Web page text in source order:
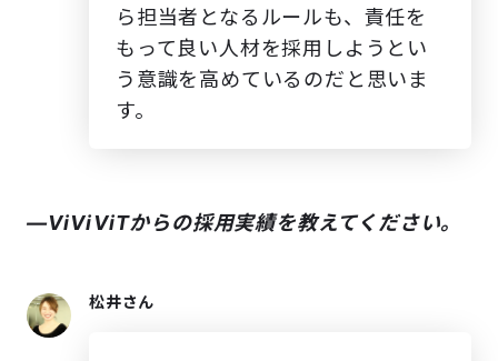
ら担当者となるルールも、責任を
もって良い人材を採用しようとい
う意識を高めているのだと思いま
す。
―ViViViTからの採用実績を教えてください。
松井さん